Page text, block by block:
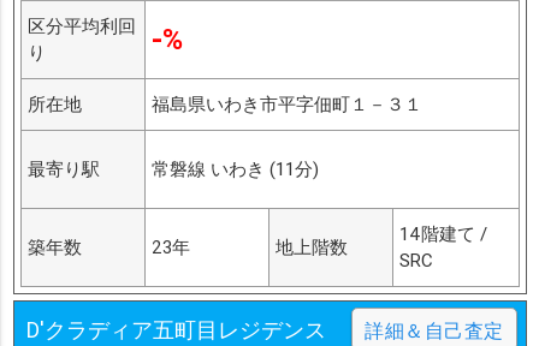
区分平均利回
り
-%
所在地 福島県いわき市平字佃町１－３１
最寄り駅 常磐線 いわき (11分)
築年数 23年 地上階数
14階建て /
SRC
D'クラディア五町目レジデンス 詳細＆自己査定